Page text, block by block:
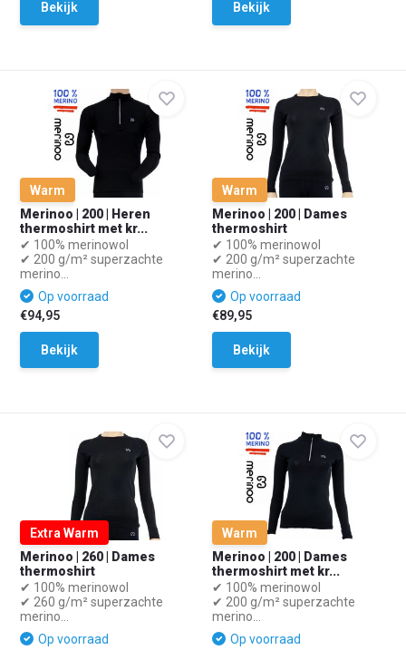
Bekijk Bekijk
Warm
Merinoo | 200 | Heren
thermoshirt met kr...
✔ 100% merinowol
✔ 200 g/m² superzachte
merino...
Op voorraad
€94,95
Bekijk
Warm
Merinoo | 200 | Dames
thermoshirt
✔ 100% merinowol
✔ 200 g/m² superzachte
merino...
Op voorraad
€89,95
Bekijk
Extra Warm
Merinoo | 260 | Dames
thermoshirt
✔ 100% merinowol
✔ 260 g/m² superzachte
merino...
Op voorraad
Warm
Merinoo | 200 | Dames
thermoshirt met kr...
✔ 100% merinowol
✔ 200 g/m² superzachte
merino...
Op voorraad